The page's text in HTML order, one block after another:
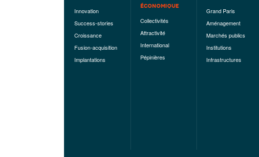
Innovation
Success-stories
Croissance
Fusion-acquisition
Implantations
ÉCONOMIQUE
Collectivités
Attractivité
International
Pépinières
Grand Paris
Aménagement
Marchés publics
Institutions
Infrastructures